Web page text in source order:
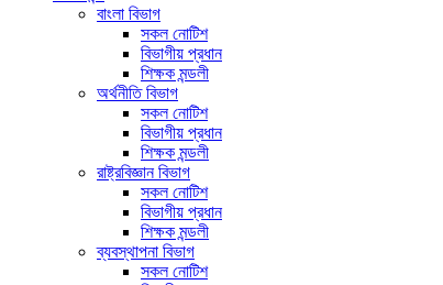
বাংলা বিভাগ
সকল নোটিশ
বিভাগীয় প্রধান
শিক্ষক মন্ডলী
অর্থনীতি বিভাগ
সকল নোটিশ
বিভাগীয় প্রধান
শিক্ষক মন্ডলী
রাষ্ট্রবিজ্ঞান বিভাগ
সকল নোটিশ
বিভাগীয় প্রধান
শিক্ষক মন্ডলী
ব্যবস্থাপনা বিভাগ
সকল নোটিশ